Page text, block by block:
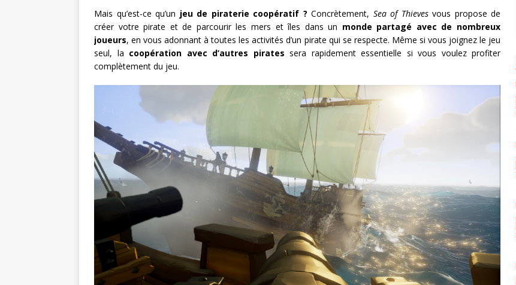
Mais qu’est-ce qu’un jeu de piraterie coopératif ? Concrètement, Sea of Thievesvous propose de
créer votre pirate et de parcourir les mers et îles dans un monde partagé avec de nombreux
joueurs, en vous adonnant à toutes les activités d’un pirate qui se respecte. Même si vous joignez le jeu
seul, la coopération avec d’autres pirates sera rapidement essentielle si vous voulez profiter
complètement du jeu.